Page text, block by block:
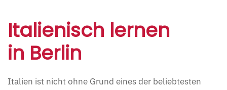
Italienisch lernen
in Berlin
Italien ist nicht ohne Grund eines der beliebtesten